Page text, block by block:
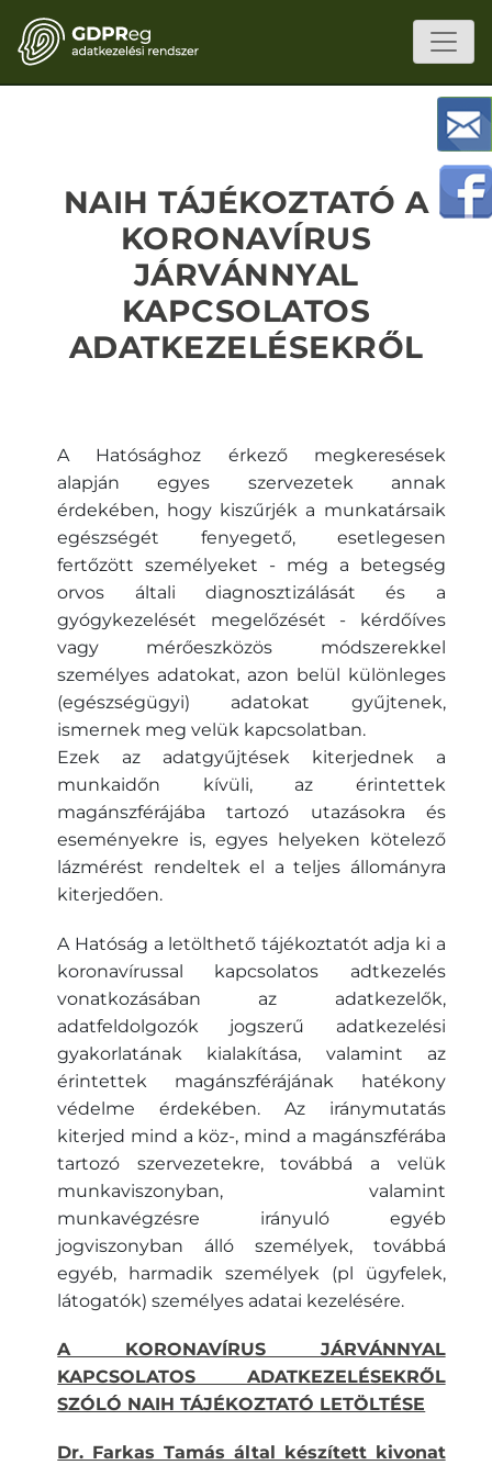
NAIH TÁJÉKOZTATÓ A
KORONAVÍRUS
JÁRVÁNNYAL
KAPCSOLATOS
ADATKEZELÉSEKRŐL
A Hatósághoz érkező megkeresések
alapján egyes szervezetek annak
érdekében, hogy kiszűrjék a munkatársaik
egészségét fenyegető, esetlegesen
fertőzött személyeket - még a betegség
orvos általi diagnosztizálását és a
gyógykezelését megelőzését - kérdőíves
vagy mérőeszközös módszerekkel
személyes adatokat, azon belül különleges
(egészségügyi) adatokat gyűjtenek,
ismernek meg velük kapcsolatban.
Ezek az adatgyűjtések kiterjednek a
munkaidőn kívüli, az érintettek
magánszférájába tartozó utazásokra és
eseményekre is, egyes helyeken kötelező
lázmérést rendeltek el a teljes állományra
kiterjedően.
A Hatóság a letölthető tájékoztatót adja ki a
koronavírussal kapcsolatos adtkezelés
vonatkozásában az adatkezelők,
adatfeldolgozók jogszerű adatkezelési
gyakorlatának kialakítása, valamint az
érintettek magánszférájának hatékony
védelme érdekében. Az iránymutatás
kiterjed mind a köz-, mind a magánszférába
tartozó szervezetekre, továbbá a velük
munkaviszonyban, valamint
munkavégzésre irányuló egyéb
jogviszonyban álló személyek, továbbá
egyéb, harmadik személyek (pl ügyfelek,
látogatók) személyes adatai kezelésére.
A KORONAVÍRUS JÁRVÁNNYAL
KAPCSOLATOS ADATKEZELÉSEKRŐL
SZÓLÓ NAIH TÁJÉKOZTATÓ LETÖLTÉSE
Dr. Farkas Tamás által készített kivonat